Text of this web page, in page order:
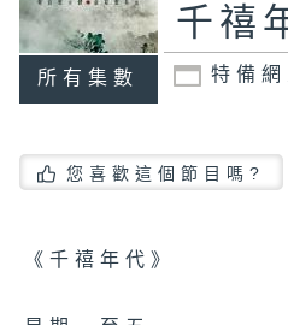
所有集數
千禧
特備網
您喜歡這個節目嗎?
《千禧年代》